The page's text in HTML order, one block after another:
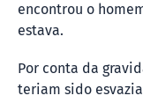
encontrou o
estava.
Por conta da
teriam sido